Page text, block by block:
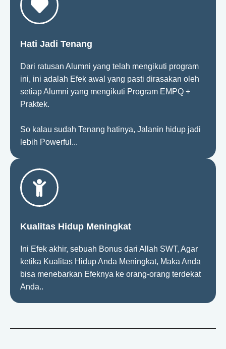
Hati Jadi Tenang
Dari ratusan Alumni yang telah mengikuti program
ini, ini adalah Efek awal yang pasti dirasakan oleh
setiap Alumni yang mengikuti Program EMPQ +
Praktek.
So kalau sudah Tenang hatinya, Jalanin hidup jadi
lebih Powerful...
Kualitas Hidup Meningkat
Ini Efek akhir, sebuah Bonus dari Allah SWT, Agar
ketika Kualitas Hidup Anda Meningkat, Maka Anda
bisa menebarkan Efeknya ke orang-orang terdekat
Anda..